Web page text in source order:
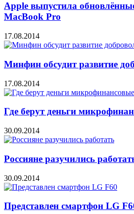
Apple выпустила
MacBook Pro
17.08.2014
Минфин обсудит развитие
17.08.2014
Где берут деньги
30.09.2014
Россияне разучились
30.09.2014
Представлен смартфон LG